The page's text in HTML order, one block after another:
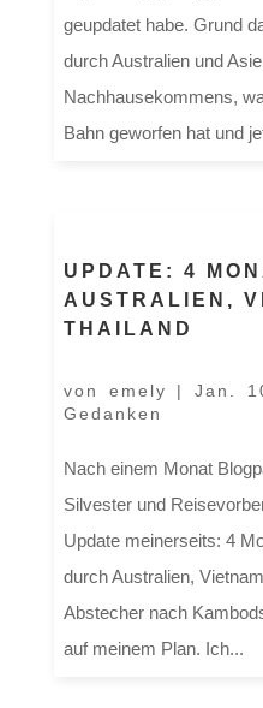
geupdatet habe. Grund
durch Australien und
Nachhausekommens,
Bahn geworfen hat und
UPDATE: 4
AUSTRALIEN,
THAILAND
von emely |Jan.
Gedanken
Nach einem Monat
Silvester und
Update meinerseits: 4
durch Australien,
Abstecher nach
auf meinem Plan. Ich...